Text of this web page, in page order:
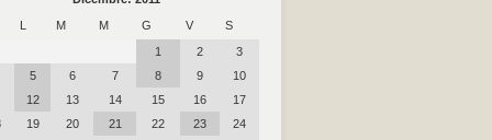
L M M G V
S
1
2
3
5 6 7 8 9
10
12 13 14 15 16
17
19 20 21 22 23
24